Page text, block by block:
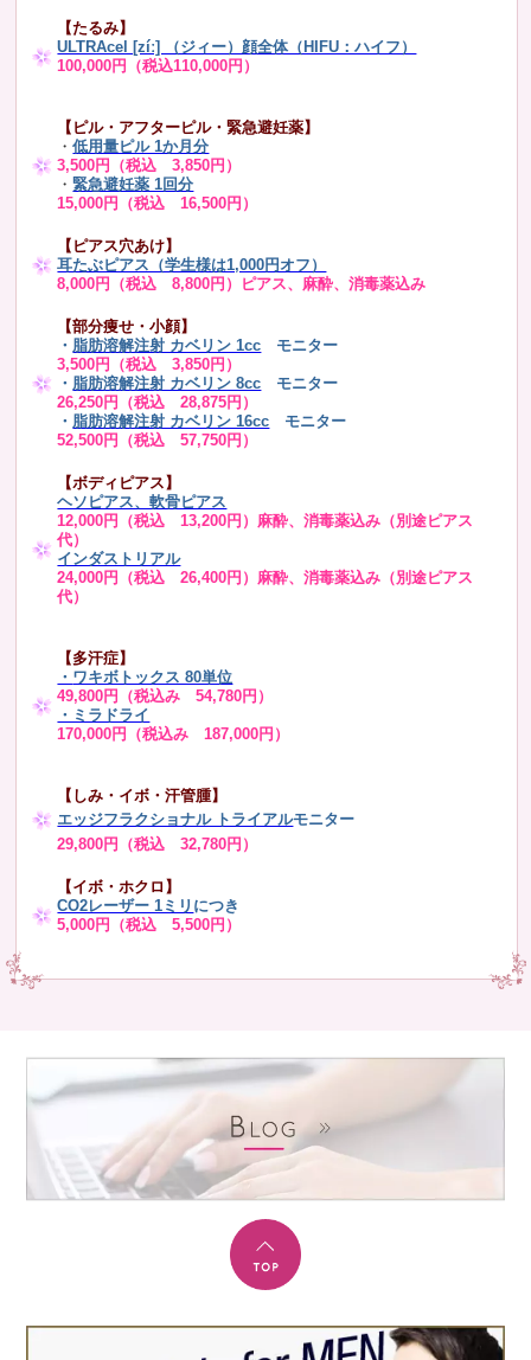
【たるみ】
ULTRAcel [zíː] （ジィー）顔全体（HIFU：ハイフ）
100,000円（税込110,000円）
【ピル・アフターピル・緊急避妊薬】
・低用量ピル 1か月分
3,500円（税込 3,850円）
・緊急避妊薬 1回分
15,000円（税込 16,500円）
【ピアス穴あけ】
耳たぶピアス（学生様は1,000円オフ）
8,000円（税込 8,800円）ピアス、麻酔、消毒薬込み
【部分痩せ・小顔】
・ 脂肪溶解注射 カベリン 1cc モニター
3,500円（税込 3,850円）
・ 脂肪溶解注射 カベリン 8cc モニター
26,250円（税込 28,875円）
・ 脂肪溶解注射 カベリン 16cc
モニター
52,500円（税込 57,750円）
【ボディピアス】
ヘソピアス、軟骨ピアス
12,000円（税込 13,200円）麻酔、消毒薬込み（別途ピアス
代）
インダストリアル
24,000円（税込 26,400円）麻酔、消毒薬込み（別途ピアス
代）
【多汗症】
・ ワキボトックス 80単位
49,800円（税込み 54,780円）
・ミラドライ
170,000円（税込み 187,000円）
【しみ・イボ・汗管腫】
エッジフラクショナル トライアルモニター
29,800円（税込 32,780円）
【イボ・ホクロ】
CO2レーザー 1ミリ につき
5,000円（税込 5,500円）